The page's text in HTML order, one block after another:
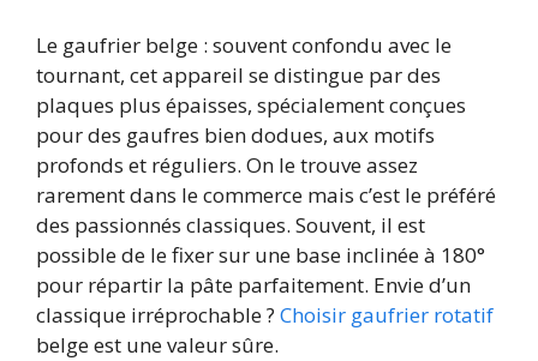
Le gaufrier belge : souvent confondu avec le
tournant, cet appareil se distingue par des
plaques plus épaisses, spécialement conçues
pour des gaufres bien dodues, aux motifs
profonds et réguliers. On le trouve assez
rarement dans le commerce mais c’est le préféré
des passionnés classiques. Souvent, il est
possible de le fixer sur une base inclinée à 180°
pour répartir la pâte parfaitement. Envie d’un
classique irréprochable ? Choisir gaufrier rotatif
belge est une valeur sûre.